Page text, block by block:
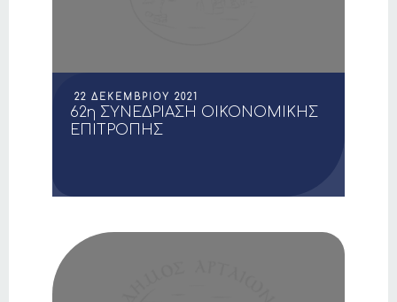
22 ΔΕΚΕΜΒΡΊΟΥ 2021
62η ΣΥΝΕΔΡΙΑΣΗ ΟΙΚΟΝΟΜΙΚΗΣ
ΕΠΙΤΡΟΠΗΣ